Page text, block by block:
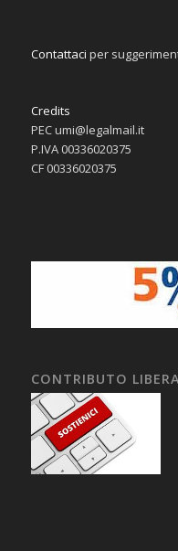
Contattaci per
Credits
PEC umi@legalmail.it
P.IVA 00336020375
CF 00336020375
CONTRIBUTO